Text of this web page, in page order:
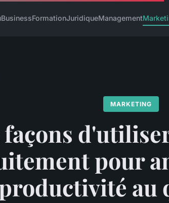
BusinessFormationJuridiqueManagement
MARKETING
façons
pour
au